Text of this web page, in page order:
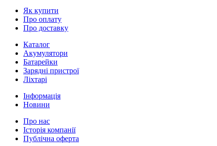
Як купити
Про оплату
Про доставку
Каталог
Акумулятори
Батарейки
Зарядні пристрої
Ліхтарі
Інформація
Новини
Про нас
Історія компанії
Публічна оферта